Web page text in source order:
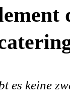
es keine